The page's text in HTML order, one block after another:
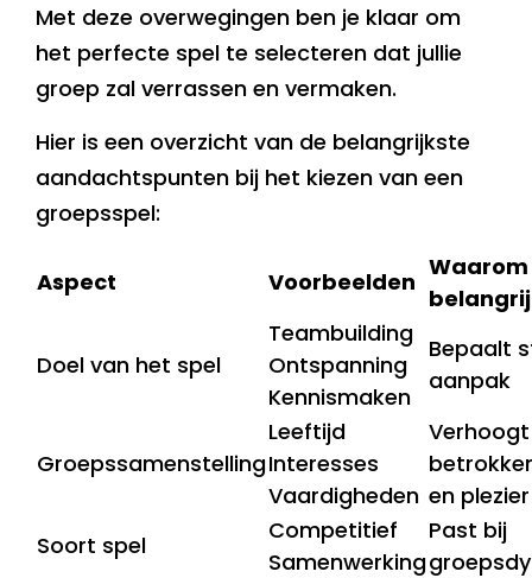
Met deze overwegingen ben je klaar om
het perfecte spel te selecteren dat jullie
groep zal verrassen en vermaken.
Hier is een overzicht van de belangrijkste
aandachtspunten bij het kiezen van een
groepsspel:
Aspect Voorbeelden
Waarom
Doel van het spel
Teambuilding
Ontspanning
Kennismaken
Bepaalt
aanpak
Groepssamenstelling
Leeftijd
Interesses
Vaardigheden
Verhoogt
en plezier
Soort spel
Competitief
Samenwerking
Past bij